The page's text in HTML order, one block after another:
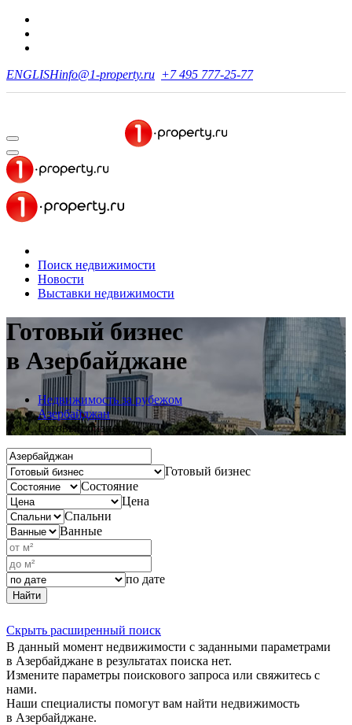
ENGLISHinfo@1-property.ru +7 495 777-25-77
Поиск недвижимости
Новости
Выставки недвижимости
Готовый бизнес
в Азербайджане
Недвижимость за рубежом
Азербайджан
Готовый бизнес
Готовый бизнес
Состояние
Цена
Спальни
Ванные
по дате
Найти
Скрыть расширенный поиск
В данный момент недвижимости с заданными параметрами
в Азербайджане в результатах поиска нет.
Измените параметры поискового запроса или свяжитесь с
нами.
Наши специалисты помогут вам найти недвижимость
в Азербайджане.